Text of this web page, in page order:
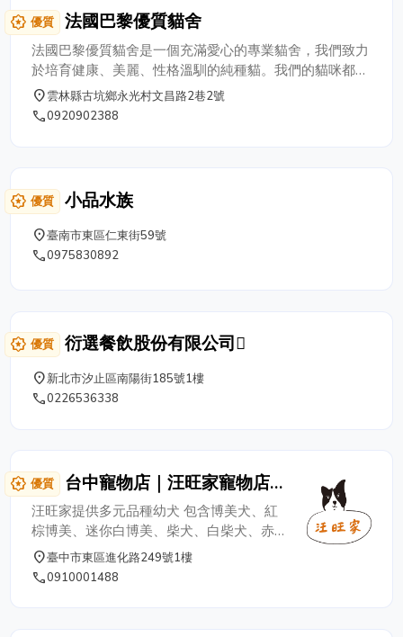
全程採用純手工吹整、無烘箱作業，讓您的
寶貝在放鬆無壓的狀態下，享受頂級美容呵
護！ ⭐DP JOEY 用心對待每一位毛孩 ⭐期
許成為爸拔、媽麻們最值得信賴的寵物美容
選擇
award_star 優質 法國巴黎優質貓舍
法國巴黎優質貓舍是一個充滿愛心的專業貓舍，我們致力
於培育健康、美麗、性格溫馴的純種貓。我們的貓咪都生
活在乾淨、舒適的環境中，並接受定期健康檢查和疫苗接
種。我們提供詳細的來源證明，並與您分享飼養的專業知
place雲林縣古坑鄉永光村文昌路2巷2號
phone0920902388
award_star 優質 小品水族
place臺南市東區仁東街59號
phone0975830892
award_star 優質 衍選餐飲股份有限公司
place新北市汐止區南陽街185號1樓
phone0226536338
award_star 優質
台中寵物店｜汪旺家寵物店-
台中買狗狗/博美狗/柴犬/柯
基/貴賓狗/馬爾濟斯/臘腸狗
汪旺家提供多元品種幼犬 包含博美犬、紅
棕博美、迷你白博美、柴犬、白柴犬、赤柴
犬、黑四目柴犬、臘腸犬、奶油臘腸、長毛
臘腸、巧克力短毛臘腸、大理石長毛臘腸、
place臺中市東區進化路249號1樓
phone0910001488